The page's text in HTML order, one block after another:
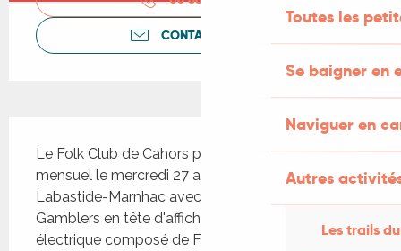
Toutes les
Se baigner en
Naviguer en
Autres
Les trails
CONTACTEZ-NOUS
Le Folk Club de Cahors présente son concert
mensuel le mercredi 27 août au Château de
Labastide-Marnhac avec Fred Baker & The
Gamblers en tête d'affiche. Créé en 2024, ce trio
électrique composé de Fred Baker (chant,